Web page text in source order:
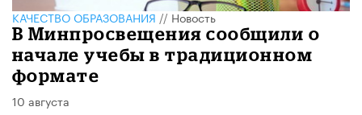
КАЧЕСТВО ОБРАЗОВАНИЯ // Новость
В Минпросвещения сообщили о
начале учебы в традиционном
формате
10 августа